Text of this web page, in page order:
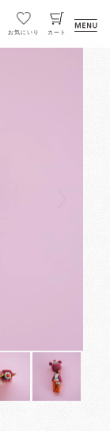
お気にいり カート